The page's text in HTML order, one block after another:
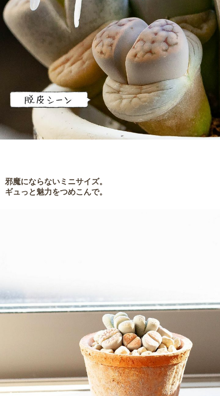
邪魔にならないミニサイズ。
ギュっと魅力をつめこんで。